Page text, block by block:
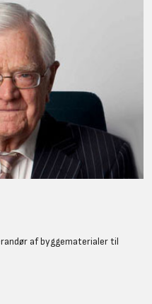
af byggematerialer til